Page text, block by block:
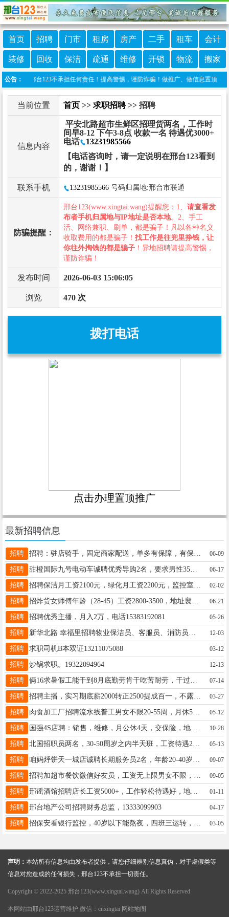
首页 招聘 门市 租房 房产 二手 租车 会计
装修 回收 保洁 疏通 维修 开锁 物流 搬家
公告：
发布，邢台123不承担任何责任！提高警惕，谨防诈骗！做推广、做信息置顶！请
当前位置 首页 >> 求职招聘>> 招聘
信息内容
平安北路超市生鲜区招理货两名，工作时
间早8-12 下午3-8点 收款一名 待遇优3000+
电话
13231985566
【电话咨询时，请一定说明在邢台123看到
的，谢谢！】
联系手机 13231985566 号码归属地:邢台市联通
防骗提醒：
邢台123(www.xingtai.wang)提醒您：1、 请查看发
布者手机归属地与IP地址是否本地。2、手工
活、网络兼职、刷单，都是骗子！凡以各种名义
收取费用的都是骗子！ 找工作是往兜里挣钱，让
你往外掏钱的都是骗子 ！异地招聘请提高警惕，
谨防诈骗！
发布时间 2026-06-03 15:06:05
浏览 470 次
拨打电话
点击办理置顶推广
最新招聘信息
招聘 06-09
招聘 甜橙国际九号电动车诚聘优秀导购2名，要求男性35岁以内工资5000+，售后内勤1名工资3000+，13582499990 06-17
招聘 02-02
招聘 06-21
招聘 招聘优秀主播，月入2万，电话15383192081 05-26
招聘 12-03
招聘 求职司机B本双证13211075088 03-12
招聘 炒锅求职。19322094964 12-13
招聘 07-14
招聘 招聘主播，实习期底薪2000转正2500提成百一，不露脸直播。每天4-6个小时，地址恒大城15194946688同v 03-27
招聘 肉食加工厂招聘流水线普工男女不限20-55周，月休5天左右，工资3000-7000左右，15130920228微信同号 05-12
招聘 国强4S店聘：销售，维修，月公休4天，交保险，地址：汽车城国强4S店，电话:13931933850 10-28
招聘 05-13
招聘 09-07
招聘 09-05
招聘 邢谣酒馆招聘店长工资5000+，工作轻松待遇好，地址：守敬e世界4楼，联系人：18632079794刘总 01-11
招聘 邢台地产公司招聘财务总监，13333099903 04-17
招聘 03-05
声明： 本站所有信息均由发布者提供，请您仔细辨别信息真伪，对于虚假类等
信息对您造成的任何损失，邢台123不承担一切责任。
Copyright © 2022-2025 邢台123(www.xingtai.wang) All Rights Reserved.
本网站由邢台123运营维护 微信：cnxingtai 网站地图